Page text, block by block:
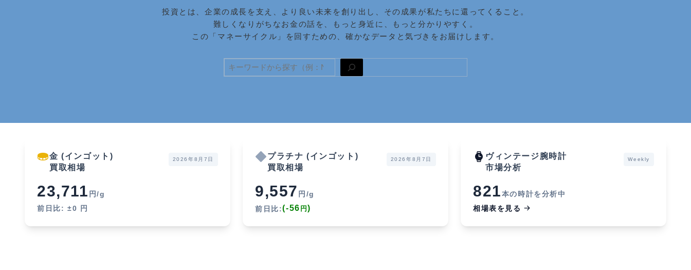
投資とは、企業の成長を支え、より良い未来を創り出し、その成果が私たちに還ってくること。
難しくなりがちなお金の話を、もっと身近に、もっと分かりやすく。
この「マネーサイクル」を回すための、確かなデータと気づきをお届けします。
検索
金 (インゴット)
買取相場
2026年8月7日
23,711 円/g
前日比: ±0 円
プラチナ (インゴット)
買取相場
2026年8月7日
9,557 円/g
前日比:(-56 円 )
ヴィンテージ腕時計
市場分析
Weekly
821本の時計を分析中
相場表を見る